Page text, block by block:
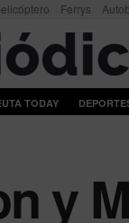
Ferrys
TODAY
y